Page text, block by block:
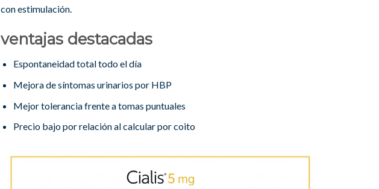
con estimulación.
ventajas destacadas
Espontaneidad total todo el día
Mejora de síntomas urinarios por HBP
Mejor tolerancia frente a tomas puntuales
Precio bajo por relación al calcular por coito